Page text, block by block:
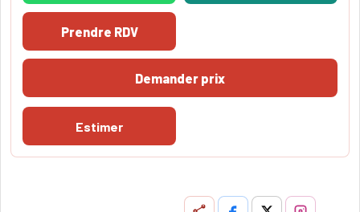
Prendre RDV
Demander prix
Estimer